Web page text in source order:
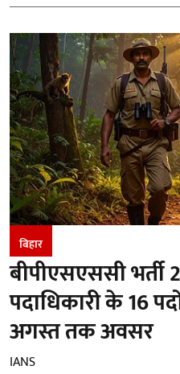
बिहार
बीपीएसएससी भर्ती
पदाधिकारी के 16
अगस्त तक अवसर
IANS